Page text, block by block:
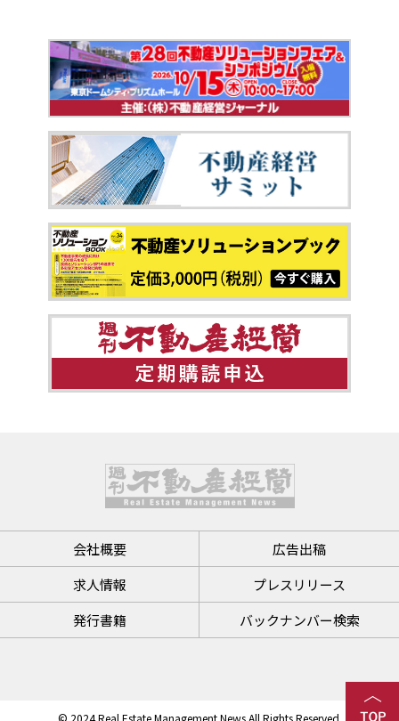
会社概要
広告出稿
求人情報
プレスリリース
発行書籍
バックナンバー検索